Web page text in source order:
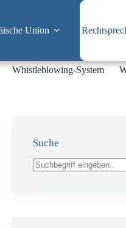
Union
Whistleblowing-System
Suche